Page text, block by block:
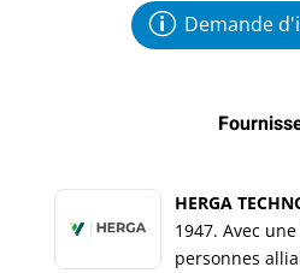
Demande
HERGA
1947. Avec
personnes